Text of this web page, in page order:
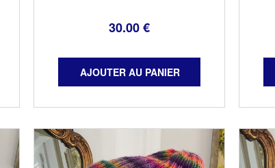
30.00€
Taille adulte 100% mérinos
Couleur sugar Lavage à la main à